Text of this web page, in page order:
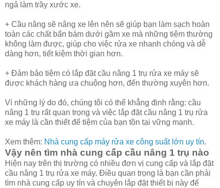
ngả làm trầy xước xe.
+ Cầu nâng sẽ nâng xe lên nên sẽ giúp bạn làm sạch hoàn
toàn các chất bẩn bám dưới gầm xe mà những tiệm thường
không làm được, giúp cho việc rửa xe nhanh chóng và dễ
dàng hơn, tiết kiệm thời gian hơn.
+ Đảm bảo tiệm có lắp đặt cầu nâng 1 trụ rửa xe máy sẽ
được khách hàng ưa chuộng hơn, đến thường xuyên hơn.
Vì những lý do đó, chúng tôi có thể khẳng định rằng: cầu
nâng 1 trụ rất quan trọng và việc lắp đặt cầu nâng 1 trụ rửa
xe máy là cần thiết để tiệm của bạn tồn tại vững mạnh.
Xem thêm: Nhà cung cấp máy rửa xe công suất lớn uy tín.
Vậy nên tìm nhà cung cấp cầu nâng 1 trụ nào
Hiện nay trên thị trường có nhiều đơn vị cung cấp và lắp đặt
cầu nâng 1 trụ rửa xe máy. Điều quan trọng là bạn cần phải
tìm nhà cung cấp uy tín và chuyên lắp đặt thiết bị này để